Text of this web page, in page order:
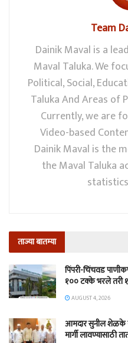
Team
Dainik Maval is a
Maval Taluka. We
Political, Social,
Taluka And Areas of
Currently, we are
Video-based
Dainik Maval is the
the Maval Taluka
ताज्या बातम्या
पिंपरी-चिंचवड
१०० टक्के भरले तरी
AUGUST 4, 2026
आमदार सुनील शेळके
मार्गी लावण्यासाठी